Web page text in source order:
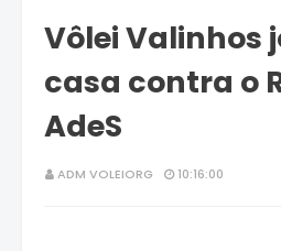
Vôlei Valinhos
casa contra o
AdeS
ADM VOLEIORG 10:16:00